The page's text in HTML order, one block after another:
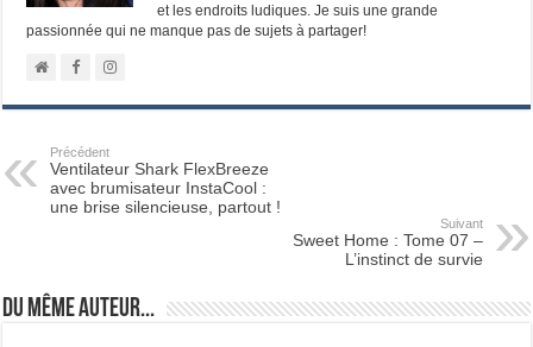
et les endroits ludiques. Je suis une grande
passionnée qui ne manque pas de sujets à partager!
Précédent
Ventilateur Shark FlexBreeze
avec brumisateur InstaCool :
une brise silencieuse, partout !
Suivant
Sweet Home : Tome 07 –
L’instinct de survie
Du même auteur...